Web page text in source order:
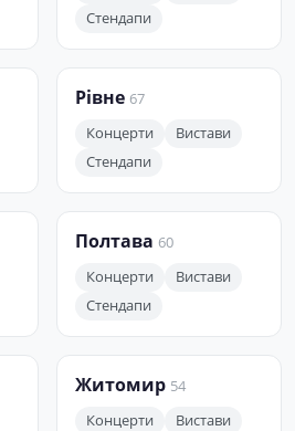
Стендапи
Рівне 67
Концерти
Вистави
Стендапи
Полтава 60
Концерти
Вистави
Стендапи
Житомир 54
Концерти
Вистави